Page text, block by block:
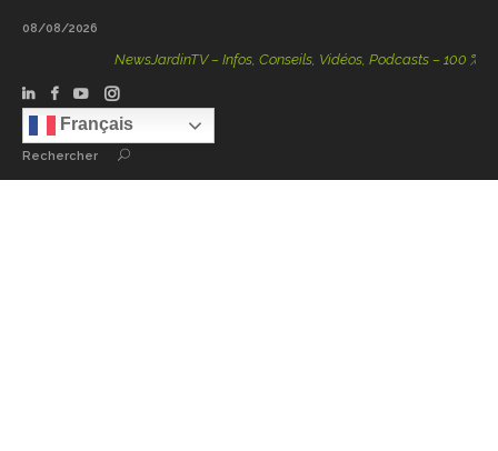
08/08/2026
NewsJardinTV – Infos, Conseils, Vidéos, Podcasts – 100 %
Français
Rechercher